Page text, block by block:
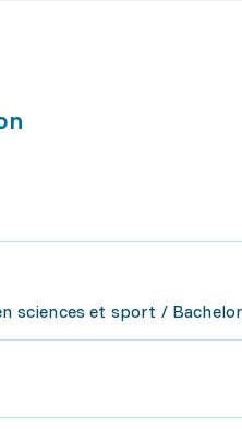
sciences et sport /